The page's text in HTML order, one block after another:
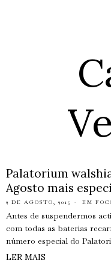
Palatorium
Agosto mais
2 DE AGOSTO, 2015 EM
Antes de suspendermos
com todas as baterias
número especial do
LER MAIS